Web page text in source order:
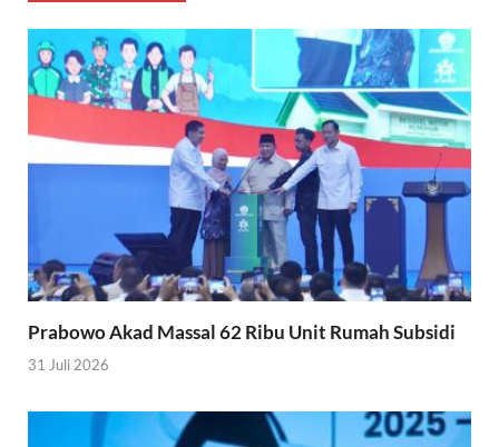
Prabowo Akad Massal 62 Ribu Unit Rumah Subsidi
31 Juli 2026